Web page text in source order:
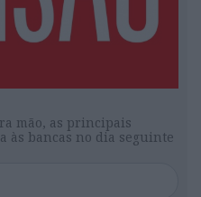
mão, as principais
às bancas no dia seguinte